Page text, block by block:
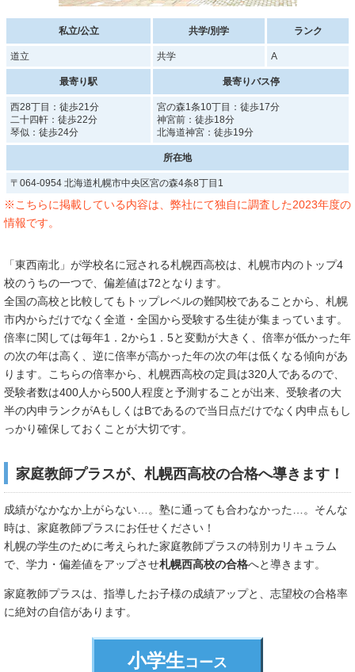
私立/公立 共学/別学 ランク
道立 共学 A
最寄り駅 最寄りバス停
西28丁目：徒歩21分
二十四軒：徒歩22分
琴似：徒歩24分
宮の森1条10丁目：徒歩17分
神宮前：徒歩18分
北海道神宮：徒歩19分
所在地
〒064-0954 北海道札幌市中央区宮の森4条8丁目1
※こちらに掲載している内容は、弊社にて独自に調査した2023年度の
情報です。
「東西南北」が学校名に冠される札幌西高校は、札幌市内のトップ4
校のうちの一つで、偏差値は72となります。
全国の高校と比較してもトップレベルの難関校であることから、札幌
市内からだけでなく全道・全国から受験する生徒が集まっています。
倍率に関しては毎年1．2から1．5と変動が大きく、倍率が低かった年
の次の年は高く、逆に倍率が高かった年の次の年は低くなる傾向があ
ります。こちらの倍率から、札幌西高校の定員は320人であるので、
受験者数は400人から500人程度と予測することが出来、受験者の大
半の内申ランクがAもしくはBであるので当日点だけでなく内申点もし
っかり確保しておくことが大切です。
家庭教師プラスが、札幌西高校の合格へ導きます！
成績がなかなか上がらない…。塾に通っても合わなかった…。そんな
時は、家庭教師プラスにお任せください！
札幌の学生のために考えられた家庭教師プラスの特別カリキュラム
で、学力・偏差値をアップさせ札幌西高校の合格へと導きます。
家庭教師プラスは、指導したお子様の成績アップと、志望校の合格率
に絶対の自信があります。
小学生コース